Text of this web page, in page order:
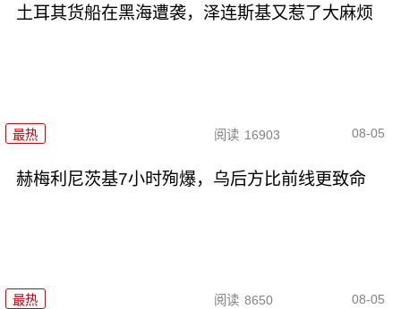
土耳其货船在黑海遭袭，泽连斯基又惹了大麻烦
最热 阅读 16903 08-05
赫梅利尼茨基7小时殉爆，乌后方比前线更致命
最热 阅读 8650 08-05